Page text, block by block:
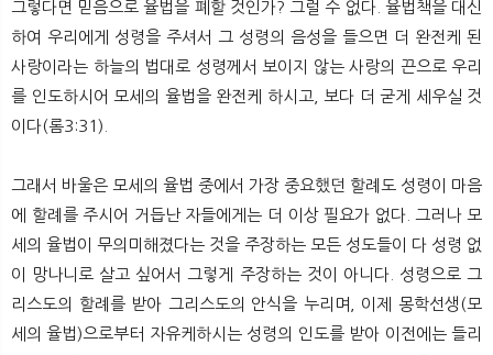
그렇다면 믿음으로 율법을 폐할 것인가? 그럴 수 없다. 율법책을 대신
하여 우리에게 성령을 주셔서 그 성령의 음성을 들으면 더 완전케 된
사랑이라는 하늘의 법대로 성령께서 보이지 않는 사랑의 끈으로 우리
를 인도하시어 모세의 율법을 완전케 하시고, 보다 더 굳게 세우실 것
이다(롬3:31).
그래서 바울은 모세의 율법 중에서 가장 중요했던 할례도 성령이 마음
에 할례를 주시어 거듭난 자들에게는 더 이상 필요가 없다. 그러나 모
세의 율법이 무의미해졌다는 것을 주장하는 모든 성도들이 다 성령 없
이 망나니로 살고 싶어서 그렇게 주장하는 것이 아니다. 성령으로 그
리스도의 할례를 받아 그리스도의 안식을 누리며, 이제 몽학선생(모
세의 율법)으로부터 자유케하시는 성령의 인도를 받아 이전에는 들리